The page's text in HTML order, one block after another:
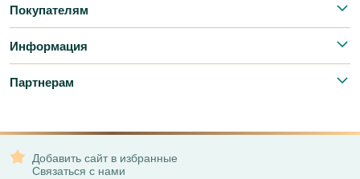
Покупателям
Информация
Партнерам
Добавить сайт в избранные
Связаться с нами